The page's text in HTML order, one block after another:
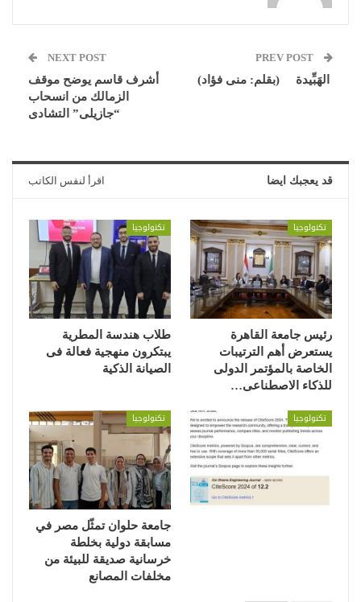
الهَبِّيدة (بقلم: منى فؤاد)
NEXT POST
أشرف قاسم يوضح موقف
الزمالك من انسحاب
“جازيلى” التشادى
قد يعجبك ايضا اقرأ لنفس الكاتب
تكنولوجيا
رئيس جامعة القاهرة
يستعرض أهم الترتيبات
الخاصة بالمؤتمر الدولى
للذكاء الاصطناعى…
تكنولوجيا
طلاب هندسة المطرية
يبتكرون منهجية فعالة فى
الصيانة الذكية
تكنولوجيا تكنولوجيا
جامعة حلوان تمثّل مصر في
مسابقة دولية بخلطة
خرسانية صديقة للبيئة من
مخلفات المصانع